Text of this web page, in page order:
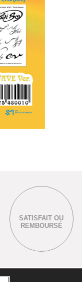
SATISFAIT OU
REMBOURSÉ